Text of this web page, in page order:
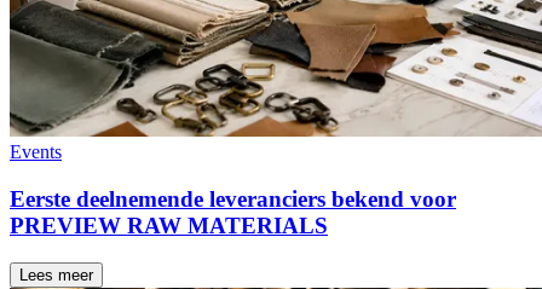
Events
Eerste deelnemende leveranciers bekend voor
PREVIEW RAW MATERIALS
Lees meer